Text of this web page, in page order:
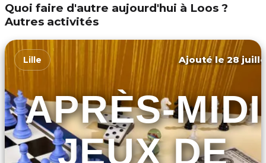
Quoi faire d'autre aujourd'hui à Loos ?
Autres activités
Lille Ajouté le 28
APRÈS-MIDI
JEUX DE